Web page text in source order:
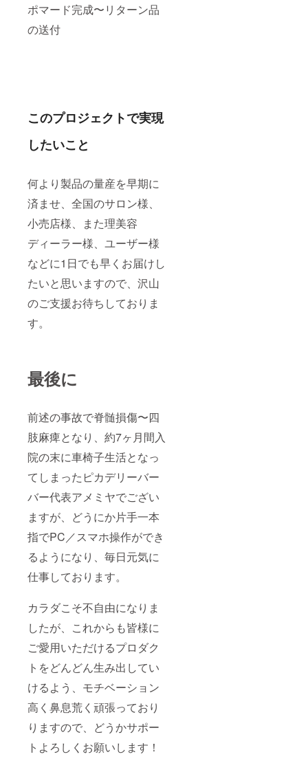
ポマード完成〜リターン品
の送付
このプロジェクトで実現
したいこと
何より製品の量産を早期に
済ませ、全国のサロン様、
小売店様、また理美容
ディーラー様、ユーザー様
などに1日でも早くお届けし
たいと思いますので、沢山
のご支援お待ちしておりま
す。
最後に
前述の事故で脊髄損傷〜四
肢麻痺となり、約7ヶ月間入
院の末に車椅子生活となっ
てしまったピカデリーバー
バー代表アメミヤでござい
ますが、どうにか片手一本
指でPC／スマホ操作ができ
るようになり、毎日元気に
仕事しております。
カラダこそ不自由になりま
したが、これからも皆様に
ご愛用いただけるプロダク
トをどんどん生み出してい
けるよう、モチベーション
高く鼻息荒く頑張っており
りますので、どうかサポー
トよろしくお願いします！